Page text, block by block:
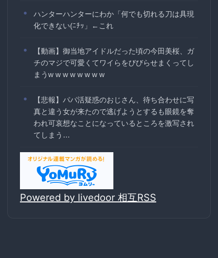
ハンターハンターにわか「何でも切れる刀は具現
化できない(ﾆﾁｯ」←これ
【動画】御当地アイドルだった頃の今田美桜、ガ
チのマジで可愛くてワイらをびびらせまくってし
まうw w w w w w w w
【悲報】パパ活疑惑のおじさん、待ち合わせに写
真と違う女が来たので逃げようとするも眼鏡を奪
われ可哀想なことになっているところを激写され
てしまう…
Powered by livedoor 相互RSS